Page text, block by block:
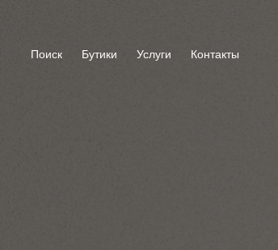
Поиск Бутики Услуги Контакты